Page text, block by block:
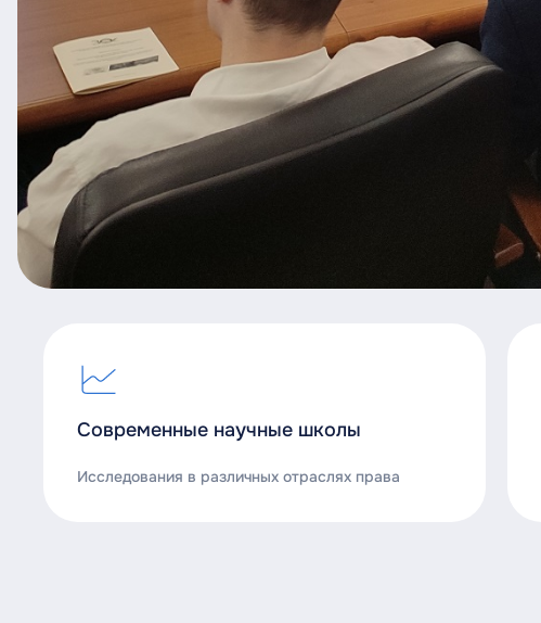
Современные научные школы
Исследования в различных отраслях права